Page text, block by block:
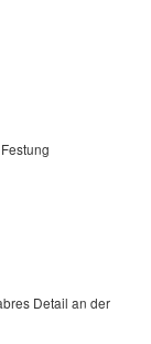
Detail an der